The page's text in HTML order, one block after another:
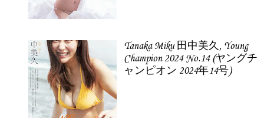
Tanaka Miku 田中美久, Young
Champion 2024 No.14 (ヤングチ
ャンピオン 2024年14号)